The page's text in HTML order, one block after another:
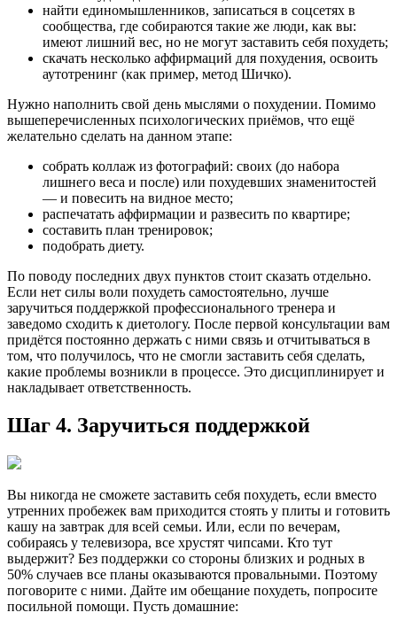
найти единомышленников, записаться в соцсетях в
сообщества, где собираются такие же люди, как вы:
имеют лишний вес, но не могут заставить себя похудеть;
скачать несколько аффирмаций для похудения, освоить
аутотренинг (как пример, метод Шичко).
Нужно наполнить свой день мыслями о похудении. Помимо
вышеперечисленных психологических приёмов, что ещё
желательно сделать на данном этапе:
собрать коллаж из фотографий: своих (до набора
лишнего веса и после) или похудевших знаменитостей
— и повесить на видное место;
распечатать аффирмации и развесить по квартире;
составить план тренировок;
подобрать диету.
По поводу последних двух пунктов стоит сказать отдельно.
Если нет силы воли похудеть самостоятельно, лучше
заручиться поддержкой профессионального тренера и
заведомо сходить к диетологу. После первой консультации вам
придётся постоянно держать с ними связь и отчитываться в
том, что получилось, что не смогли заставить себя сделать,
какие проблемы возникли в процессе. Это дисциплинирует и
накладывает ответственность.
Шаг 4. Заручиться поддержкой
Вы никогда не сможете заставить себя похудеть, если вместо
утренних пробежек вам приходится стоять у плиты и готовить
кашу на завтрак для всей семьи. Или, если по вечерам,
собираясь у телевизора, все хрустят чипсами. Кто тут
выдержит? Без поддержки со стороны близких и родных в
50% случаев все планы оказываются провальными. Поэтому
поговорите с ними. Дайте им обещание похудеть, попросите
посильной помощи. Пусть домашние: